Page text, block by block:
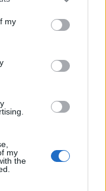
You may click to
third-party tags to
in below Google
my
my
the
es una parte
afirmaría ser
ya que hay
generosidad, la
hace que
y San
memorable,